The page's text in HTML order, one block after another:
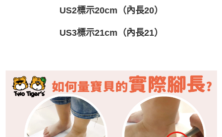
US2標示20cm（內長20）
US3標示21cm（內長21）